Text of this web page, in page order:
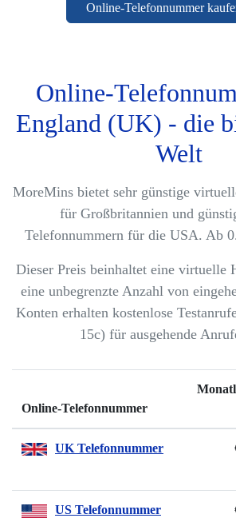
Online-Telefonnummer
Online-
England (UK) - die
Welt
MoreMins bietet sehr günstige
für Großbritannien und
Telefonnummern für die USA. Ab
Dieser Preis beinhaltet eine virtuelle
eine unbegrenzte Anzahl von
Konten erhalten kostenlose
15c) für ausgehende
Online-Telefonnummer
UK Telefonnummer
US Telefonnummer